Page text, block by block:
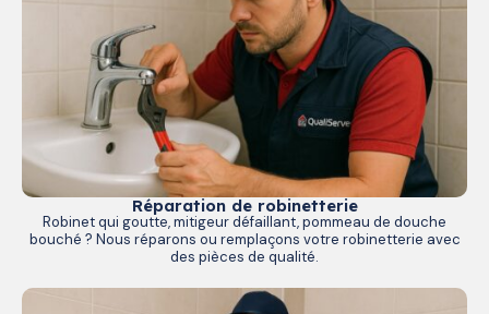
Réparation de robinetterie
Robinet qui goutte, mitigeur défaillant, pommeau de douche
bouché ? Nous réparons ou remplaçons votre robinetterie avec
des pièces de qualité.